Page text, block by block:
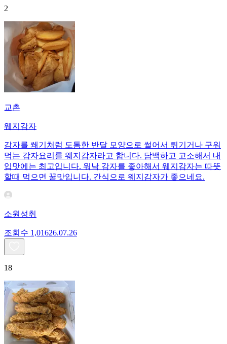
2
교촌
웨지감자
감자를 쐐기처럼 도톰한 반달 모양으로 썰어서 튀기거나 구워
먹는 감자요리를 웨지감자라고 합니다. 담백하고 고소해서 내
입맛에는 최고입니다. 워낙 감자를 좋아해서 웨지감자는 따뜻
할때 먹으면 꿀맛입니다. 간식으로 웨지감자가 좋으네요.
소원성취
조회수 1,01626.07.26
18